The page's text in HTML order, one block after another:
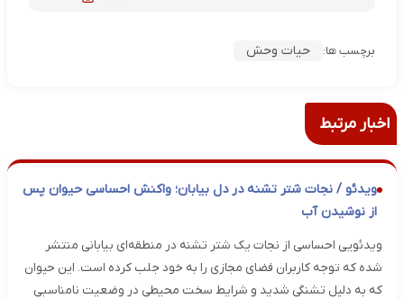
برچسب ها: حیات وحش
اخبار مرتبط
ویدئو / نجات شتر تشنه در دل بیابان؛ واکنش احساسی حیوان پس
از نوشیدن آب
ویدئویی احساسی از نجات یک شتر تشنه در منطقه‌ای بیابانی منتشر
شده که توجه کاربران فضای مجازی را به خود جلب کرده است. این حیوان
که به دلیل تشنگی شدید و شرایط سخت محیطی در وضعیت نامناسبی